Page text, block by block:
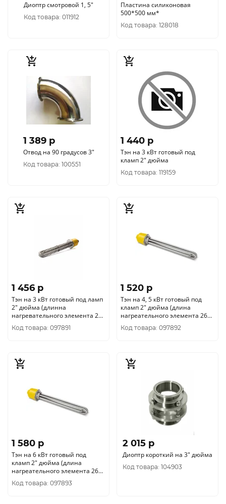
Диоптр смотровой 1, 5"
Код товара: 011912
Пластина силиконовая
500*500 мм*
Код товара: 128018
1 389 p
Отвод на 90 градусов 3"
Код товара: 100551
1 440 p
Тэн на 3 кВт готовый под
кламп 2" дюйма
Код товара: 119159
1 456 p
Тэн на 3 кВт готовый под ламп
2" дюйма (длинна
нагревательного элемента 20
см)
Код товара: 097891
1 520 p
Тэн на 4, 5 кВт готовый под
кламп 2" дюйма (длина
нагреательного элемента 26
см)
Код товара: 097892
1 580 p
Тэн на 6 кВт готовый под
кламп 2" дюйма (длина
нагреательного элемента 26
см)
Код товара: 097893
2 015 p
Диоптр короткий на 3" дюйма
Код товара: 104903